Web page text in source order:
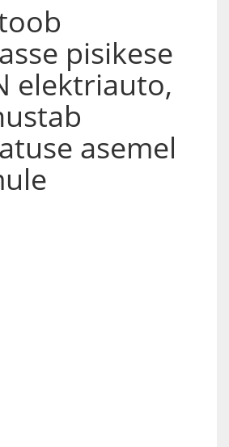
pisikese
elektriauto,
asemel